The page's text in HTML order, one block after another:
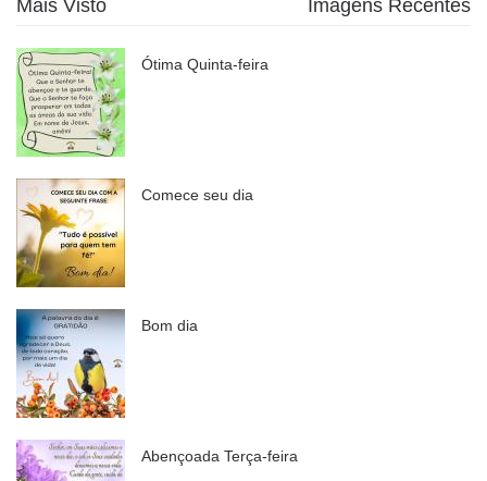
Mais Visto Imagens Recentes
Ótima Quinta-feira
Comece seu dia
Bom dia
Abençoada Terça-feira